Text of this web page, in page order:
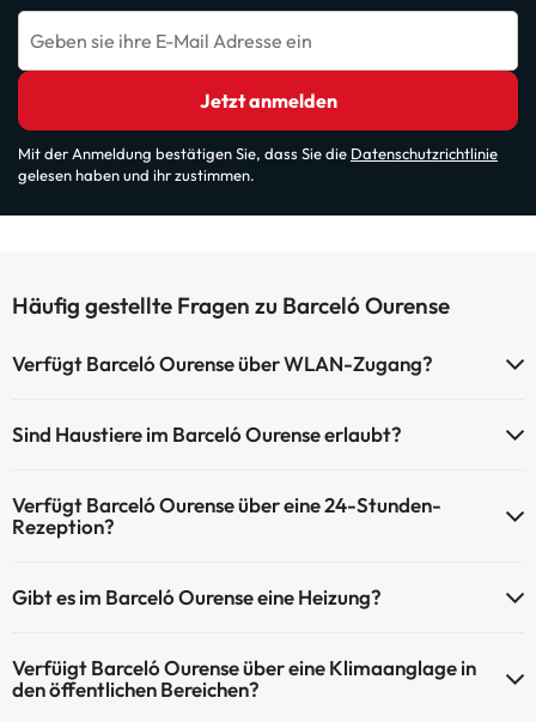
Geben sie ihre E-Mail Adresse ein
Jetzt anmelden
Mit der Anmeldung bestätigen Sie, dass Sie die Datenschutzrichtlinie
gelesen haben und ihr zustimmen.
Häufig gestellte Fragen zu Barceló Ourense
Verfügt Barceló Ourense über WLAN-Zugang?
Sind Haustiere im Barceló Ourense erlaubt?
Verfügt Barceló Ourense über eine 24-Stunden-
Rezeption?
Gibt es im Barceló Ourense eine Heizung?
Verfüigt Barceló Ourense über eine Klimaanglage in
den öffentlichen Bereichen?